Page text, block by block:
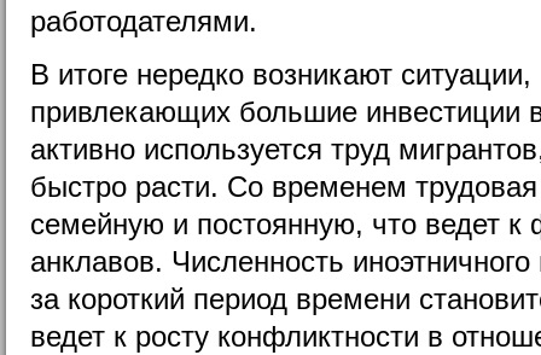
работодателями.
В итоге нередко возникают ситуации,
привлекающих большие инвестиции
активно используется труд
быстро расти. Со временем
семейную и постоянную, что ведет к
анклавов. Численность
за короткий период времени
ведет к росту конфликтности в